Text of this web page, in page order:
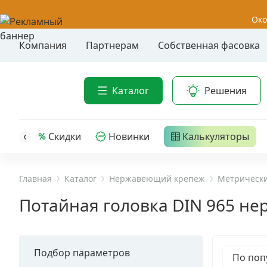
Компания Партнерам Собственная фасовка
Каталог Решения
Распродажа
Уценка
Дюбельная техника
головкой
трех-
Скидки Новинки Калькуляторы
Главная Каталог Нержавеющий крепеж
Потайная головка DIN 965
Подбор параметров По